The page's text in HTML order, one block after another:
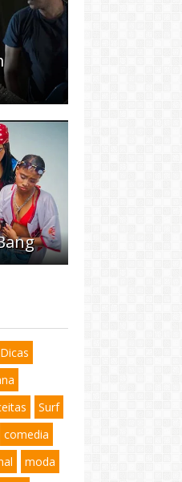
Dicas
Surf
comedia
moda